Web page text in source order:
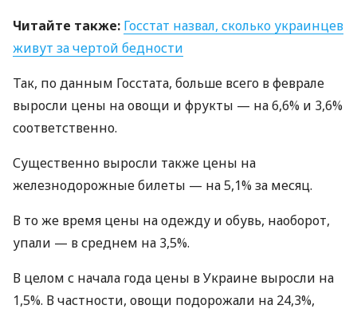
Читайте также: Госстат назвал, сколько украинцев
живут за чертой бедности
Так, по данным Госстата, больше всего в феврале
выросли цены на овощи и фрукты — на 6,6% и 3,6%
соответственно.
Существенно выросли также цены на
железнодорожные билеты — на 5,1% за месяц.
В то же время цены на одежду и обувь, наоборот,
упали — в среднем на 3,5%.
В целом с начала года цены в Украине выросли на
1,5%. В частности, овощи подорожали на 24,3%,